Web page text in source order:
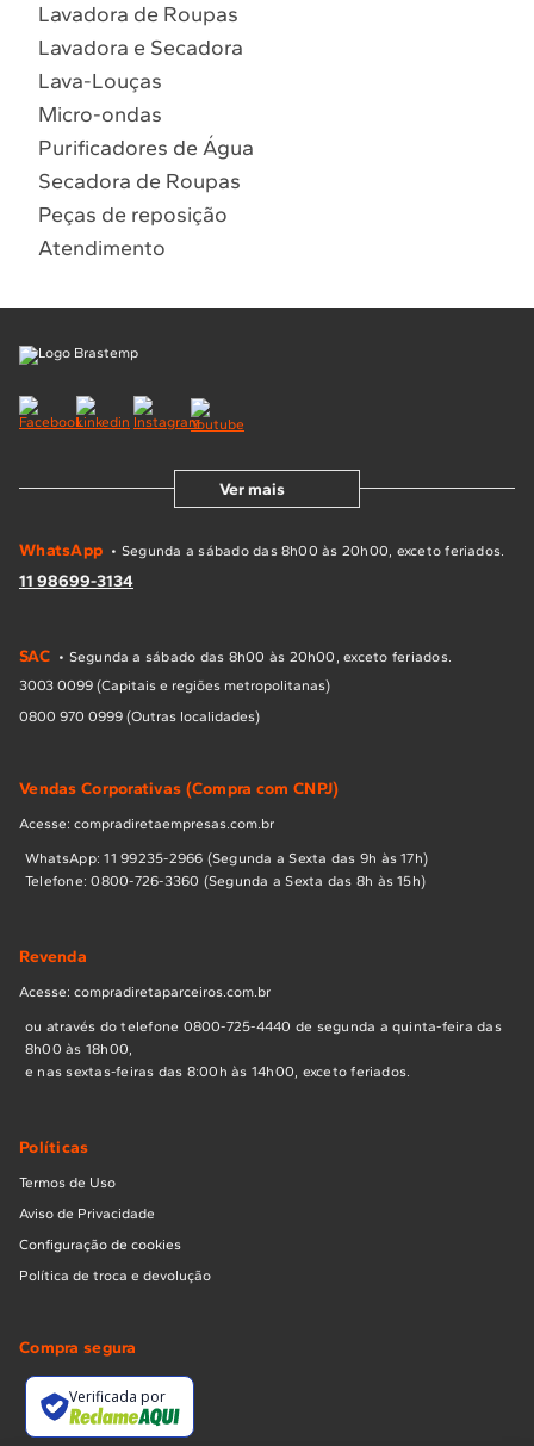
Localizar assistência técnica
Lavadora de Roupas
Lavadora e Secadora
Lava-Louças
Micro-ondas
Purificadores de Água
Secadora de Roupas
Peças de reposição
Atendimento
Ver mais
WhatsApp • Segunda a sábado das 8h00 às 20h00, exceto feriados.
11 98699-3134
SAC • Segunda a sábado das 8h00 às 20h00, exceto feriados.
3003 0099 (Capitais e regiões metropolitanas)
0800 970 0999 (Outras localidades)
Vendas Corporativas (Compra com CNPJ)
Acesse: compradiretaempresas.com.br
WhatsApp: 11 99235-2966 (Segunda a Sexta das 9h às 17h)
Telefone: 0800-726-3360 (Segunda a Sexta das 8h às 15h)
Revenda
Acesse: compradiretaparceiros.com.br
ou através do telefone 0800-725-4440 de segunda a quinta-feira das
8h00 às 18h00,
e nas sextas-feiras das 8:00h às 14h00, exceto feriados.
Políticas
Termos de Uso
Aviso de Privacidade
Configuração de cookies
Política de troca e devolução
Compra segura
Verificada por